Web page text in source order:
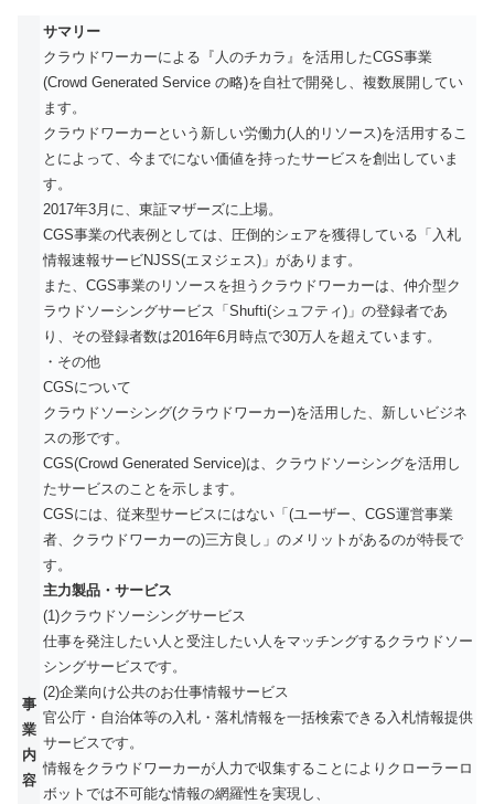
事
業
内
容
サマリー
クラウドワーカーによる『人のチカラ』を活用したCGS事業
(Crowd Generated Service の略)を自社で開発し、複数展開してい
ます。
クラウドワーカーという新しい労働力(人的リソース)を活用するこ
とによって、今までにない価値を持ったサービスを創出していま
す。
2017年3月に、東証マザーズに上場。
CGS事業の代表例としては、圧倒的シェアを獲得している「入札
情報速報サービNJSS(エヌジェス)」があります。
また、CGS事業のリソースを担うクラウドワーカーは、仲介型ク
ラウドソーシングサービス「Shufti(シュフティ)」の登録者であ
り、その登録者数は2016年6月時点で30万人を超えています。
・その他
CGSについて
クラウドソーシング(クラウドワーカー)を活用した、新しいビジネ
スの形です。
CGS(Crowd Generated Service)は、クラウドソーシングを活用し
たサービスのことを示します。
CGSには、従来型サービスにはない「(ユーザー、CGS運営事業
者、クラウドワーカーの)三方良し」のメリットがあるのが特長で
す。
主力製品・サービス
(1)クラウドソーシングサービス
仕事を発注したい人と受注したい人をマッチングするクラウドソー
シングサービスです。
(2)企業向け公共のお仕事情報サービス
官公庁・自治体等の入札・落札情報を一括検索できる入札情報提供
サービスです。
情報をクラウドワーカーが人力で収集することによりクローラーロ
ボットでは不可能な情報の網羅性を実現し、